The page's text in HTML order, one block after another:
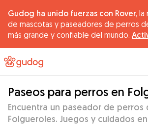
Gudog ha unido fuerzas con Rover, la
de mascotas y paseadores de perros
más grande y confiable del mundo.
Paseos para perros en
Encuentra un paseador de perros
Folgueroles. Juegos y cuidados